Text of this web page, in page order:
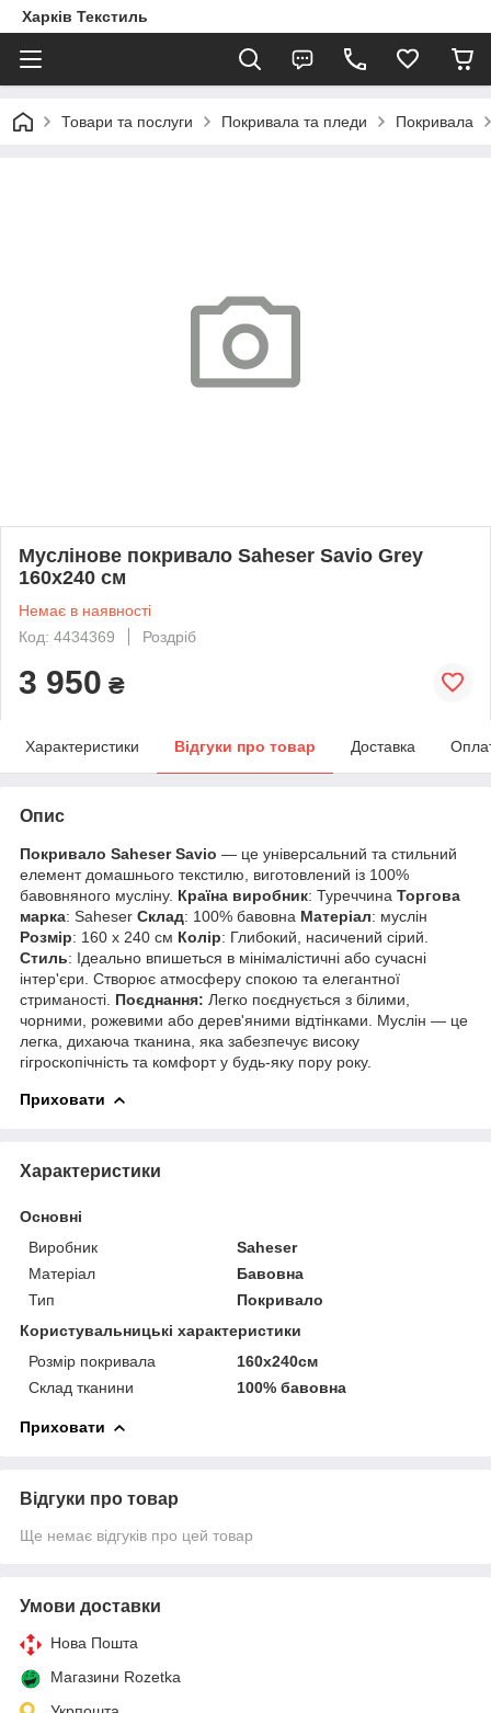
Харків Текстиль
Товари та послуги Покривала та пледи Покривала
Муслінове покривало Saheser Savio Grey
160х240 см
Немає в наявності
Код: 4434369
Роздріб
3 950 ₴
Характеристики Відгуки про товар Доставка
Опис
Покривало Saheser Savio — це універсальний та стильний
елемент домашнього текстилю, виготовлений із 100%
бавовняного мусліну. Країна виробник: Туреччина Торгова
марка: Saheser Склад: 100% бавовна Матеріал: муслін
Розмір: 160 х 240 см Колір: Глибокий, насичений сірий.
Стиль: Ідеально впишеться в мінімалістичні або сучасні
інтер'єри. Створює атмосферу спокою та елегантної
стриманості. Поєднання: Легко поєднується з білими,
чорними, рожевими або дерев'яними відтінками. Муслін — це
легка, дихаюча тканина, яка забезпечує високу
гігроскопічність та комфорт у будь-яку пору року.
Приховати
Характеристики
Основні
Виробник
Saheser
Матеріал
Бавовна
Тип
Покривало
Користувальницькі характеристики
Розмір покривала
160х240см
Склад тканини
100% бавовна
Приховати
Відгуки про товар
Ще немає відгуків про цей товар
Умови доставки
Нова Пошта
Магазини Rozetka